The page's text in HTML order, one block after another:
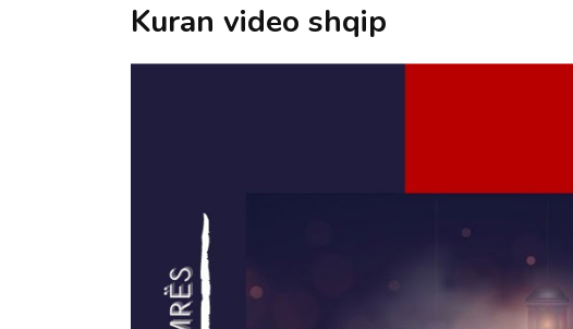
Kuran video shqip